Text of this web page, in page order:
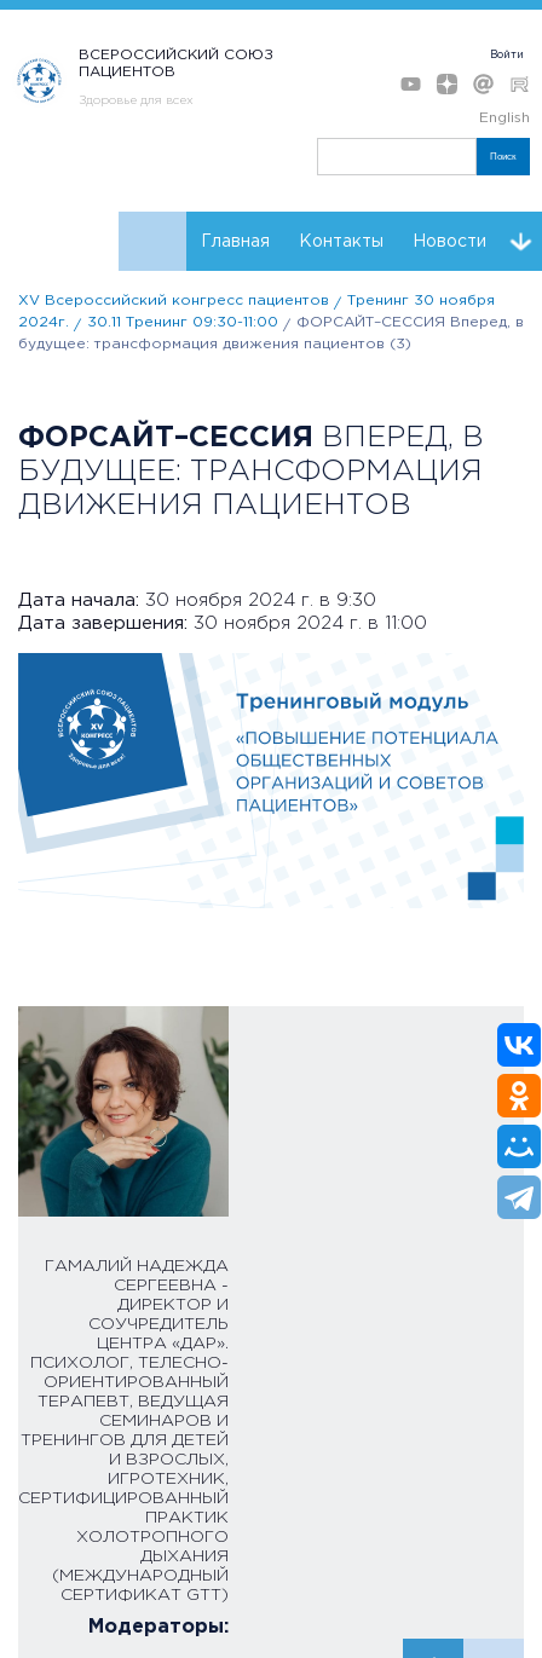
ВСЕРОССИЙСКИЙ СОЮЗ
ПАЦИЕНТОВ
Здоровье для всех
Войти
English
Поиск
Главная Контакты Новости
Программа Мнения Тренинг форсайт
XV Всероссийский конгресс пациентов
Тренинг 30 ноября
2024г.
30.11 Тренинг 09:30-11:00
ФОРСАЙТ–СЕССИЯ Вперед, в
будущее: трансформация движения пациентов (3)
ФОРСАЙТ–СЕССИЯ
ВПЕРЕД, В
БУДУЩЕЕ: ТРАНСФОРМАЦИЯ
ДВИЖЕНИЯ ПАЦИЕНТОВ
Дата начала: 30 ноября 2024 г. в 9:30
Дата завершения: 30 ноября 2024 г. в 11:00
ГАМАЛИЙ НАДЕЖДА
СЕРГЕЕВНА -
ДИРЕКТОР И
СОУЧРЕДИТЕЛЬ
ЦЕНТРА «ДАР».
ПСИХОЛОГ, ТЕЛЕСНО-
ОРИЕНТИРОВАННЫЙ
ТЕРАПЕВТ, ВЕДУЩАЯ
СЕМИНАРОВ И
ТРЕНИНГОВ ДЛЯ ДЕТЕЙ
И ВЗРОСЛЫХ,
ИГРОТЕХНИК,
СЕРТИФИЦИРОВАННЫЙ
ПРАКТИК
ХОЛОТРОПНОГО
ДЫХАНИЯ
(МЕЖДУНАРОДНЫЙ
СЕРТИФИКАТ GTT)
Модераторы: